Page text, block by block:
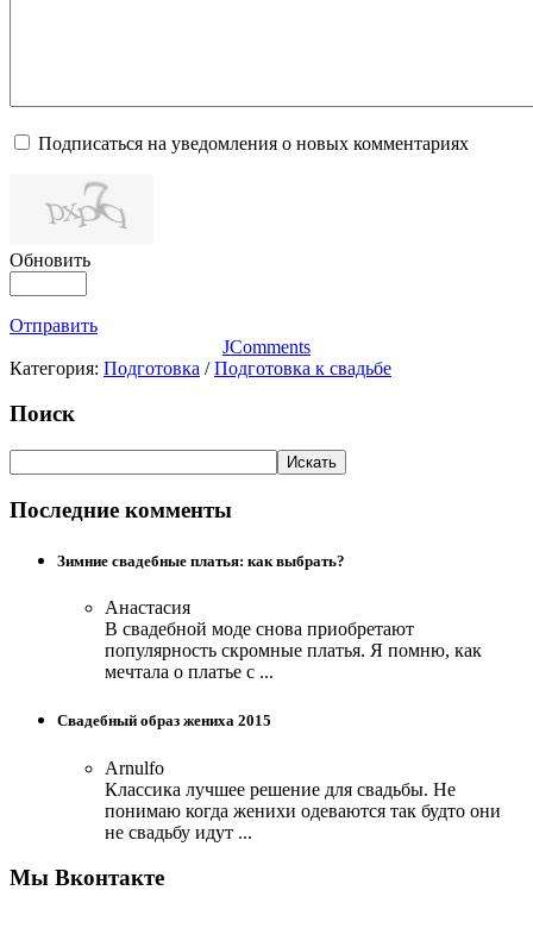
Подписаться на уведомления о новых комментариях
Обновить
Отправить
JComments
Категория: Подготовка /Подготовка к свадьбе
Поиск
Последние комменты
Зимние свадебные платья: как выбрать?
Анастасия
В свадебной моде снова приобретают
популярность скромные платья. Я помню, как
мечтала о платье с ...
Свадебный образ жениха 2015
Arnulfo
Классика лучшее решение для свадьбы. Не
понимаю когда женихи одеваются так будто они
не свадьбу идут ...
Мы Вконтакте